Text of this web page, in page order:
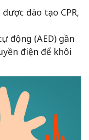
đào tạo CPR,
động (AED) gần
điện để khôi